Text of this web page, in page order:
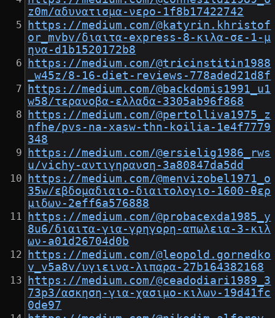
z0m/αδυνατισμα-νερο-1f8b17422742
https://medium.com/@katyrin.khristof
or_mvbv/διαιτα-express-8-κιλα-σε-1-μ
ηνα-d1b1520172b8
https://medium.com/@tricinstitin1988
_w45z/8-16-diet-reviews-778aded21d8f
https://medium.com/@backdomis1991_u1
w58/τερανοβα-ελλαδα-3305ab96f868
https://medium.com/@pertolliva1975_z
nfhe/pvs-na-xasw-thn-koilia-1e4f7779
348
https://medium.com/@ersielig1986_rws
u/vichy-αντιγηρανση-3a80847da5dd
https://medium.com/@menvizobel1971_o
35w/εβδομαδιαιο-διαιτολογιο-1600-θερ
μιδων-2eff6a576888
https://medium.com/@probacexda1985_y
8u6/διαιτα-για-γρηγορη-απωλεια-3-κιλ
ων-a01d26704d0b
https://medium.com/@leopold.gornedko
v_v5a8v/υγιεινα-λιπαρα-27b164382168
https://medium.com/@ceadodiari1989_3
73p3/ασκηση-για-χασιμο-κιλων-19d41fc
0de97